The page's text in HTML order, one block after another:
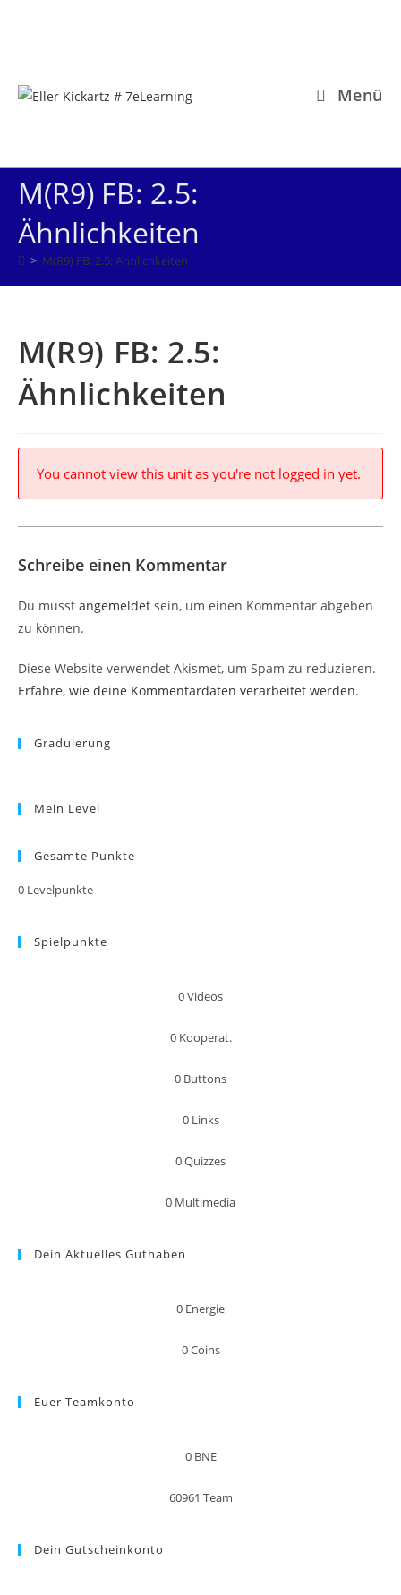
Menü
M(R9) FB: 2.5:
Ähnlichkeiten
> M(R9) FB: 2.5: Ähnlichkeiten
M(R9) FB: 2.5:
Ähnlichkeiten
You cannot view this unit as you're not logged in yet.
Schreibe einen Kommentar
Du musst angemeldet sein, um einen Kommentar abgeben
zu können.
Diese Website verwendet Akismet, um Spam zu reduzieren.
Erfahre, wie deine Kommentardaten verarbeitet werden.
Graduierung
Mein Level
Gesamte Punkte
0 Levelpunkte
Spielpunkte
0Videos
0 Kooperat.
0 Buttons
0 Links
0Quizzes
0 Multimedia
Dein Aktuelles Guthaben
0 Energie
0Coins
Euer Teamkonto
0 BNE
60961 Team
Dein Gutscheinkonto